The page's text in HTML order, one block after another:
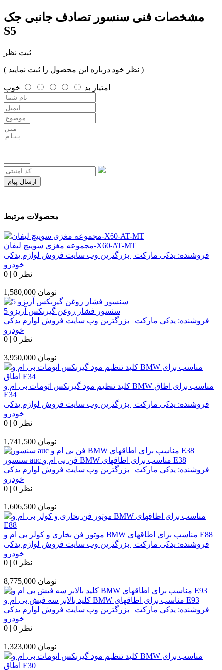
مشخصات فنی سنسور تصادف جانبی جک
S5
ثبت نظر
( نظر خود درباره این محصول را ثبت نمایید )
امتیاز بد خوب
ارسال پیام
محصولات مرتبط
مجموعه مغزی سوییچ لیفان-X60-AT-MT
فروشنده: یدکی مارکت | بزرگترین وب سایت فروش لوازم یدکی
خودرو
0 | 0 نظر
1,580,000 تومان
سنسور فشار روغن گیربکس آریزو 5
فروشنده: یدکی مارکت | بزرگترین وب سایت فروش لوازم یدکی
خودرو
0 | 0 نظر
3,950,000 تومان
کلید تنظیم مود گیربکس اتومات بی ام و BMW مناسب برای اطاق
E34
فروشنده: یدکی مارکت | بزرگترین وب سایت فروش لوازم یدکی
خودرو
0 | 0 نظر
1,741,500 تومان
سنسور auc فن بی ام و BMW مناسب برای اطاقهای E38
فروشنده: یدکی مارکت | بزرگترین وب سایت فروش لوازم یدکی
خودرو
0 | 0 نظر
1,606,500 تومان
موتور فن بخاری و کولر بی ام و BMW مناسب برای اطاقهای E88
فروشنده: یدکی مارکت | بزرگترین وب سایت فروش لوازم یدکی
خودرو
0 | 0 نظر
8,775,000 تومان
کلید بالابر سه فیش بی ام و BMW مناسب برای اطاقهای E93
فروشنده: یدکی مارکت | بزرگترین وب سایت فروش لوازم یدکی
خودرو
0 | 0 نظر
1,323,000 تومان